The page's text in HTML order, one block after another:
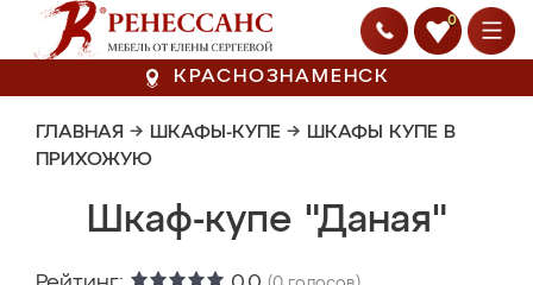
0
КРАСНОЗНАМЕНСК
ГЛАВНАЯ → ШКАФЫ-КУПЕ → ШКАФЫ КУПЕ В
ПРИХОЖУЮ
Шкаф-купе "Даная"